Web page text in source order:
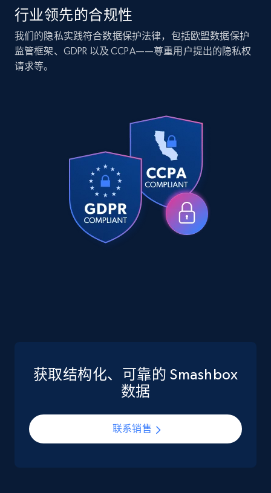
Companies information enriched dataset
URL, ID lc, Name lc, Country code lc, Locations
lc, Followers lc, Employees in linkedin lc, About
539+
Walmart - products
URL, Final price, Sku, Currency, Gtin,
Specifications, Image urls, Top reviews, and
TikTok Shop
price, Final price, Discount percent, and more.
行业领先的合规性
我们的隐私实践符合数据保护法律，包括欧盟数据保护
监管框架、GDPR 以及 CCPA——尊重用户提出的隐私权
请求等。
获取结构化、可靠的 Smashbox
数据
联系销售